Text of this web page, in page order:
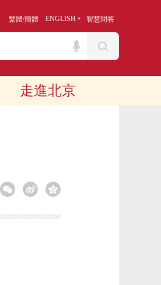
繁體/簡體 ENGLISH 智慧問答
走進北京